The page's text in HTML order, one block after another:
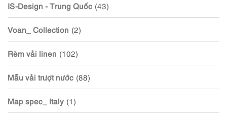
IS-Design - Trung Quốc (43)
Voan_ Collection (2)
Rèm vải linen (102)
Mẫu vải trượt nước (88)
Map spec_ Italy (1)